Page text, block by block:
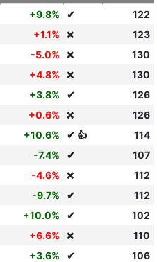
+9.8% ✔
122
+1.1% ❌
123
-5.0% ❌
130
+4.8% ❌
130
+3.8% ✔
126
+0.6% ❌
126
+10.6% ✔ 👍
114
-7.4% ✔
107
-4.6% ❌
112
-9.7% ✔
112
+10.0% ✔
102
+6.6% ❌
110
+3.6% ✔
106